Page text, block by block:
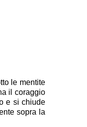
le mentite
il coraggio
e si chiude
sopra la